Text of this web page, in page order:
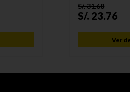
S/.31.68
S/. 23.76
Ver